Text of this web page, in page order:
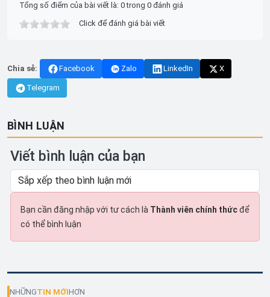
Tổng số điểm của bài viết là: 0 trong 0 đánh giá
Click để đánh giá bài viết
Chia sẻ: Facebook Zalo LinkedIn X
Telegram
BÌNH LUẬN
Viết bình luận của bạn
Bạn cần đăng nhập với tư cách là Thành viên chính thứcđể
có thể bình luận
NHỮNGTIN MỚIHƠN